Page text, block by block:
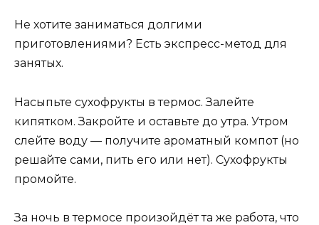
Не хотите заниматься долгими
приготовлениями? Есть экспресс-метод для
занятых.
Насыпьте сухофрукты в термос. Залейте
кипятком. Закройте и оставьте до утра. Утром
слейте воду — получите ароматный компот (но
решайте сами, пить его или нет). Сухофрукты
промойте.
За ночь в термосе произойдёт та же работа, что